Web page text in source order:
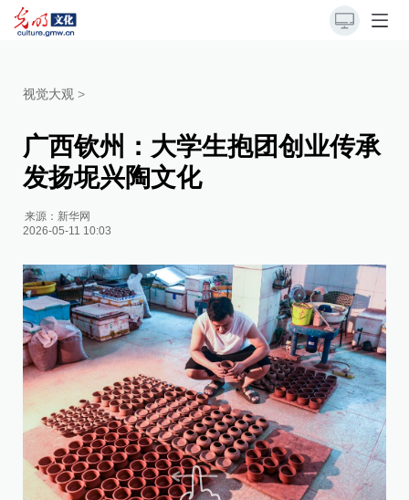
视觉大观 >
广西钦州：大学生抱团创业传承
发扬坭兴陶文化
来源： 新华网
2026-05-11 10:03